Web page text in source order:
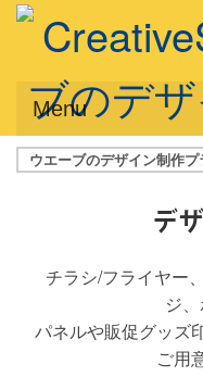
Menu
サービス概要
デザインプラン
フルデザイン
データ修正
ウエーブのデザイン制作
デ
チラシ/フライヤー
ジ
パネルや販促グッズ
ご用